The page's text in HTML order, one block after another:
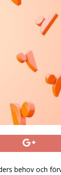
behov och